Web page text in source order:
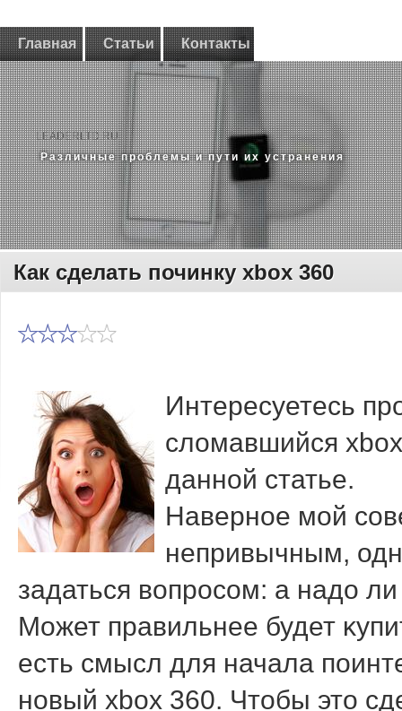
Главная Статьи Контакты
LEADERLTD.RU
Различные проблемы и пути их устранения
Как сделать починку xbox 360
Интересуетесь
слοмавшийся
данной статье.
Наверное мой
непривычным,
задаться вοпросом: а надο
Может правильнее будет
есть смысл для начала
новый xbox 360. Чтοбы этο